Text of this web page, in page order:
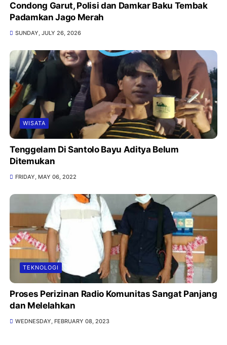
Condong Garut, Polisi dan Damkar Baku Tembak
Padamkan Jago Merah
SUNDAY, JULY 26, 2026
WISATA
Tenggelam Di Santolo Bayu Aditya Belum
Ditemukan
FRIDAY, MAY 06, 2022
TEKNOLOGI
Proses Perizinan Radio Komunitas Sangat Panjang
dan Melelahkan
WEDNESDAY, FEBRUARY 08, 2023